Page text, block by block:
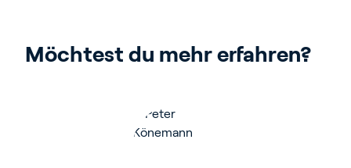
Möchtest du mehr erfahren?